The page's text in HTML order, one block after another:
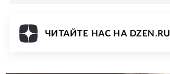
ЧИТАЙТЕ НАС НА DZEN.RU